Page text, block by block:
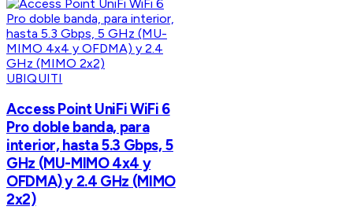
UBIQUITI
Access Point UniFi WiFi 6
Pro doble banda, para
interior, hasta 5.3 Gbps, 5
GHz (MU-MIMO 4x4 y
OFDMA) y 2.4 GHz (MIMO
2x2)